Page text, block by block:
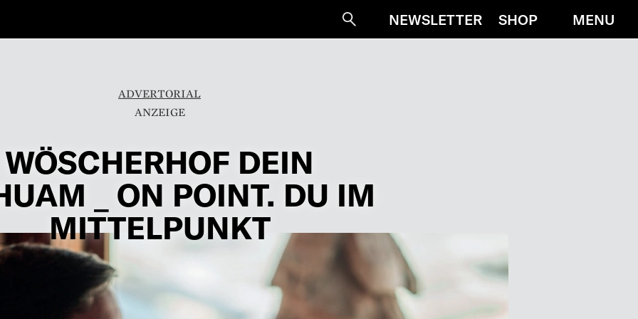
SucheNEWSLETTER SHOP MENU
ADVERTORIAL
WÖSCHERHOF DEIN
_ ON POINT. DU IM
MITTELPUNKT